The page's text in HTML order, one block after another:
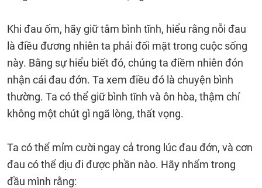
Khi đau ốm, hãy giữ tâm bình tĩnh, hiểu rằng nỗi đau
là điều đương nhiên ta phải đối mặt trong cuộc sống
này. Bằng sự hiểu biết đó, chúng ta điềm nhiên đón
nhận cái đau đớn. Ta xem điều đó là chuyện bình
thường. Ta có thể giữ bình tĩnh và ôn hòa, thậm chí
không một chút gì ngã lòng, thất vọng.
Ta có thể mỉm cười ngay cả trong lúc đau đớn, và cơn
đau có thể dịu đi được phần nào. Hãy nhẩm trong
đầu mình rằng: